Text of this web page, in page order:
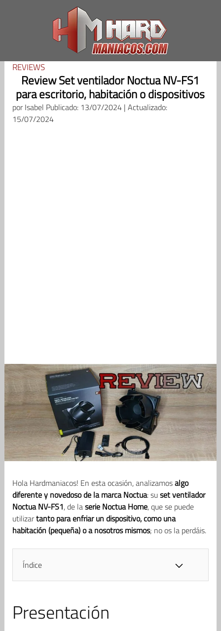
REVIEWS
Review Set ventilador Noctua NV-FS1
para escritorio, habitación o dispositivos
porIsabel Publicado: 13/07/2024 | Actualizado:
15/07/2024
Hola Hardmaniacos! En esta ocasión, analizamosalgo
diferente y novedoso de la marca Noctua: suset ventilador
Noctua NV-FS1, de laserie Noctua Home, que se puede
utilizartanto para enfriar un dispositivo, como una
habitación (pequeña) o a nosotros mismos; no os la perdáis.
Índice
Presentación